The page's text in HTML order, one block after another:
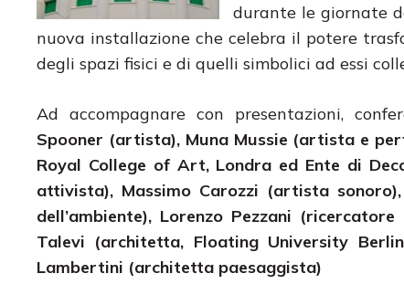
durante le giornate
nuova installazione che celebra il potere
degli spazi fisici e di quelli simbolici ad essi
Ad accompagnare con presentazioni,
Spooner (artista), Muna Mussie (artista e
Royal College of Art, Londra ed Ente di
attivista), Massimo Carozzi (artista
dell’ambiente), Lorenzo Pezzani
Talevi (architetta, Floating University
Lambertini (architetta paesaggista)